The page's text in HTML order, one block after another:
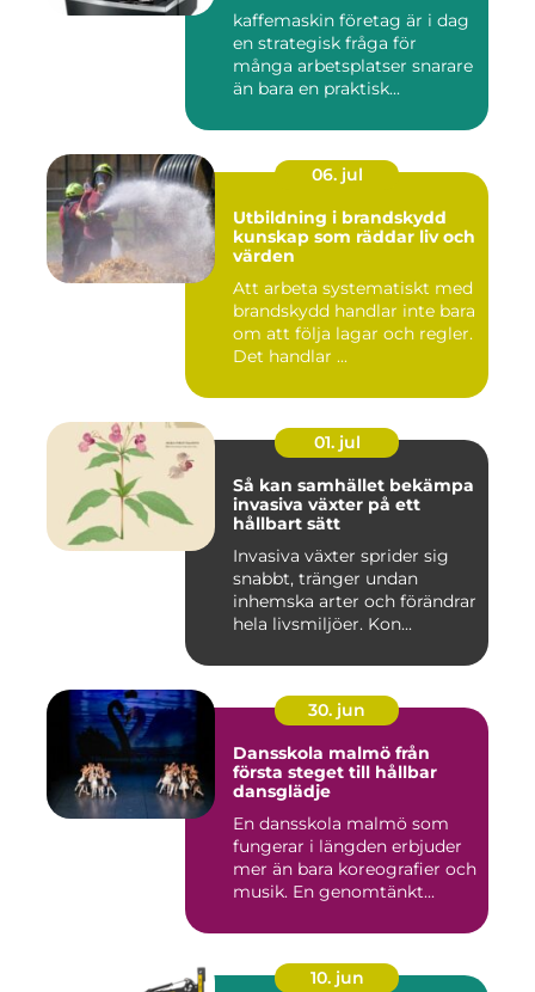
kaffemaskin företag är i dag
en strategisk fråga för
många arbetsplatser snarare
än bara en praktisk...
06. jul
Utbildning i brandskydd
kunskap som räddar liv och
värden
Att arbeta systematiskt med
brandskydd handlar inte bara
om att följa lagar och regler.
Det handlar ...
01. jul
Så kan samhället bekämpa
invasiva växter på ett
hållbart sätt
Invasiva växter sprider sig
snabbt, tränger undan
inhemska arter och förändrar
hela livsmiljöer. Kon...
30. jun
Dansskola malmö från
första steget till hållbar
dansglädje
En dansskola malmö som
fungerar i längden erbjuder
mer än bara koreografier och
musik. En genomtänkt...
10. jun